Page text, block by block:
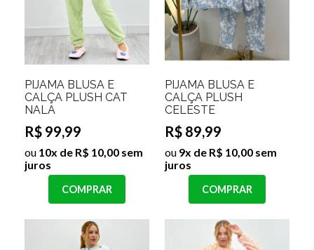
PIJAMA BLUSA E
CALÇA PLUSH CAT
NALA
R$ 99,99
ou 10x de R$ 10,00 sem
juros
COMPRAR
PIJAMA BLUSA E
CALÇA PLUSH
CELESTE
R$ 89,99
ou 9x de R$ 10,00 sem
juros
COMPRAR